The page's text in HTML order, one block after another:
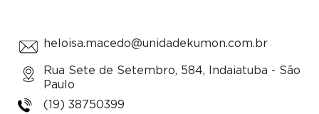
heloisa.macedo@unidadekumon.com.br
Rua Sete de Setembro, 584, Indaiatuba - São
Paulo
(19) 38750399